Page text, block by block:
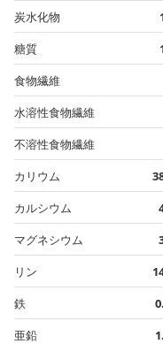
炭水化物
糖質
食物繊維
水溶性食物繊維
不溶性食物繊維
カリウム
カルシウム
マグネシウム
リン
鉄
亜鉛